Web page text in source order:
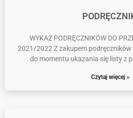
WYKAZ PODRĘCZNIKÓW DO
2021/2022 Z zakupem
do momentu ukazania się listy z
Czytaj więcej »